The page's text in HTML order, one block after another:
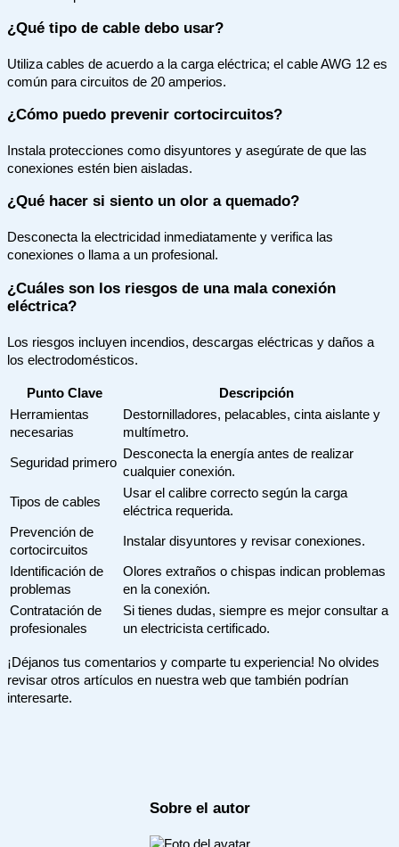
¿Qué tipo de cable debo usar?
Utiliza cables de acuerdo a la carga eléctrica; el cable AWG 12 es
común para circuitos de 20 amperios.
¿Cómo puedo prevenir cortocircuitos?
Instala protecciones como disyuntores y asegúrate de que las
conexiones estén bien aisladas.
¿Qué hacer si siento un olor a quemado?
Desconecta la electricidad inmediatamente y verifica las
conexiones o llama a un profesional.
¿Cuáles son los riesgos de una mala conexión
eléctrica?
Los riesgos incluyen incendios, descargas eléctricas y daños a
los electrodomésticos.
Punto Clave
Descripción
Herramientas
necesarias
Destornilladores, pelacables, cinta aislante y
multímetro.
Seguridad primero
Desconecta la energía antes de realizar
cualquier conexión.
Tipos de cables
Usar el calibre correcto según la carga
eléctrica requerida.
Prevención de
cortocircuitos
Instalar disyuntores y revisar conexiones.
Identificación de
problemas
Olores extraños o chispas indican problemas
en la conexión.
Contratación de
profesionales
Si tienes dudas, siempre es mejor consultar a
un electricista certificado.
¡Déjanos tus comentarios y comparte tu experiencia! No olvides
revisar otros artículos en nuestra web que también podrían
interesarte.
Sobre el autor